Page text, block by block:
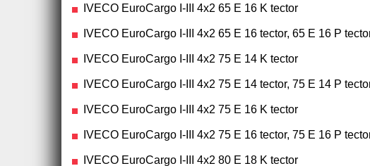
IVECO EuroCargo I-III 4x2 65 E 16 K tector
IVECO EuroCargo I-III 4x2 65 E 16 tector, 65 E 16 P
IVECO EuroCargo I-III 4x2 75 E 14 K tector
IVECO EuroCargo I-III 4x2 75 E 14 tector, 75 E 14 P
IVECO EuroCargo I-III 4x2 75 E 16 K tector
IVECO EuroCargo I-III 4x2 75 E 16 tector, 75 E 16 P
IVECO EuroCargo I-III 4x2 80 E 18 K tector